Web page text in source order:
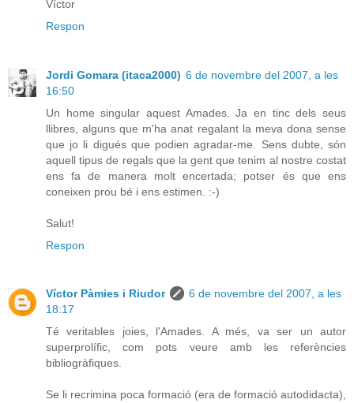
Víctor
Respon
Jordi Gomara (itaca2000) 6 de novembre del 2007, a les
16:50
Un home singular aquest Amades. Ja en tinc dels seus
llibres, alguns que m'ha anat regalant la meva dona sense
que jo li digués que podien agradar-me. Sens dubte, són
aquell tipus de regals que la gent que tenim al nostre costat
ens fa de manera molt encertada; potser és que ens
coneixen prou bé i ens estimen. :-)
Salut!
Respon
Víctor Pàmies i Riudor
6 de novembre del 2007, a les
18:17
Té veritables joies, l'Amades. A més, va ser un autor
superprolífic, com pots veure amb les referències
bibliogràfiques.
Se li recrimina poca formació (era de formació autodidacta),